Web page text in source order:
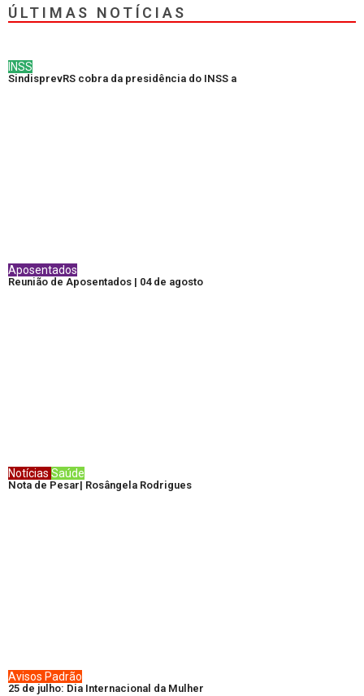
ÚLTIMAS NOTÍCIAS
INSS
SindisprevRS cobra da presidência do INSS a
Aposentados
Reunião de Aposentados | 04 de agosto
Notícias Saúde
Nota de Pesar| Rosângela Rodrigues
Avisos Padrão
25 de julho: Dia Internacional da Mulher